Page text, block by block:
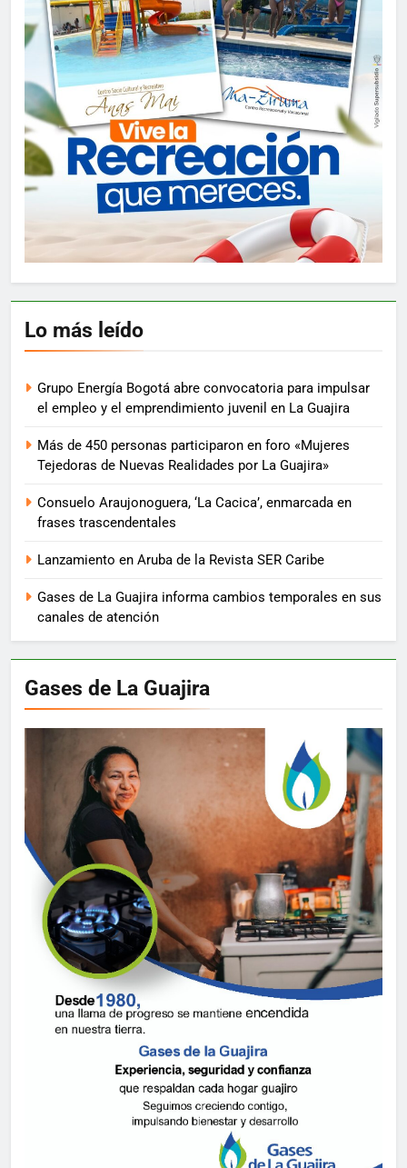
Lo más leído
Grupo Energía Bogotá abre convocatoria para impulsar
el empleo y el emprendimiento juvenil en La Guajira
Más de 450 personas participaron en foro «Mujeres
Tejedoras de Nuevas Realidades por La Guajira»
Consuelo Araujonoguera, ‘La Cacica’, enmarcada en
frases trascendentales
Lanzamiento en Aruba de la Revista SER Caribe
Gases de La Guajira informa cambios temporales en sus
canales de atención
Gases de La Guajira